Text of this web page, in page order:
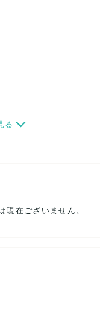
る
現在ございません。